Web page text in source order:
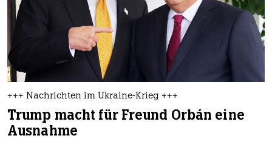
+++ Nachrichten im Ukraine-Krieg +++
Trump macht für Freund Orbán eine
Ausnahme